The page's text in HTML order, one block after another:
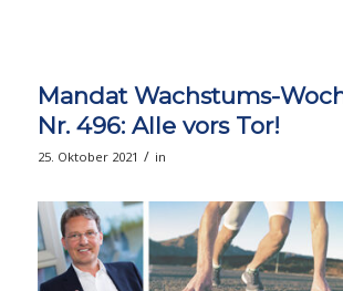
Mandat Wachstums-
Nr. 496: Alle vors Tor!
25. Oktober 2021 / in